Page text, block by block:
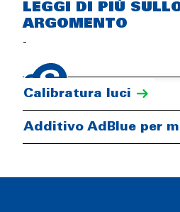
LEGGI DI PIÙ
ARGOMENTO
-
Calibratura luci
Additivo AdBlue per